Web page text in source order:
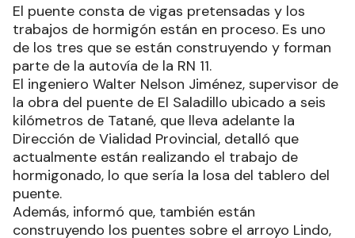
El puente consta de vigas pretensadas y los
trabajos de hormigón están en proceso. Es uno
de los tres que se están construyendo y forman
parte de la autovía de la RN 11.
El ingeniero Walter Nelson Jiménez, supervisor de
la obra del puente de El Saladillo ubicado a seis
kilómetros de Tatané, que lleva adelante la
Dirección de Vialidad Provincial, detalló que
actualmente están realizando el trabajo de
hormigonado, lo que sería la losa del tablero del
puente.
Además, informó que, también están
construyendo los puentes sobre el arroyo Lindo,